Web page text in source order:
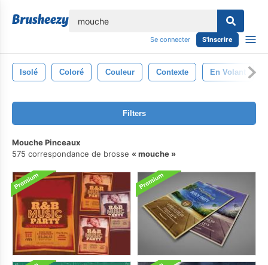
Se connecter S'inscrire
Isolé Coloré Couleur Contexte En Volant
Filters
Mouche Pinceaux
575 correspondance de brosse
mouche